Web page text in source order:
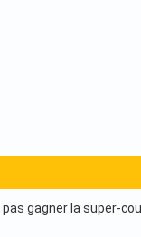
gagner la super-